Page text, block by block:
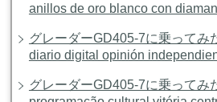
anillos de oro blanco con
グレーダーGD405-7に乗ってみ
diario digital opinión
グレーダーGD405-7に乗ってみ